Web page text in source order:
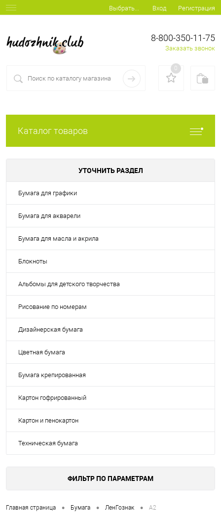
Выбрать... Вход Регистрация
8-800-350-11-75
Заказать звонок
0
Каталог товаров
УТОЧНИТЬ РАЗДЕЛ
Бумага для графики
Бумага для акварели
Бумага для масла и акрила
Блокноты
Альбомы для детского творчества
Рисование по номерам
Дизайнерская бумага
Цветная бумага
Бумага крепированная
Картон гофрированный
Картон и пенокартон
Техническая бумага
ФИЛЬТР ПО ПАРАМЕТРАМ
Главная страница • Бумага • ЛенГознак • A2